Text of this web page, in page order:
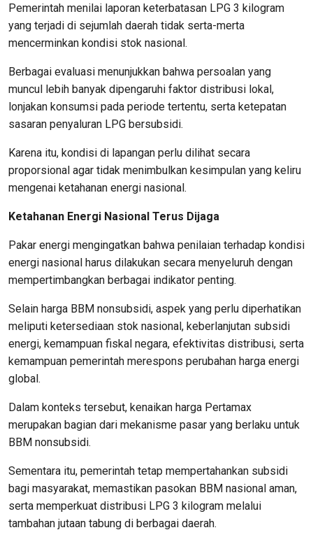
Pemerintah menilai laporan keterbatasan LPG 3 kilogram
yang terjadi di sejumlah daerah tidak serta-merta
mencerminkan kondisi stok nasional.
Berbagai evaluasi menunjukkan bahwa persoalan yang
muncul lebih banyak dipengaruhi faktor distribusi lokal,
lonjakan konsumsi pada periode tertentu, serta ketepatan
sasaran penyaluran LPG bersubsidi.
Karena itu, kondisi di lapangan perlu dilihat secara
proporsional agar tidak menimbulkan kesimpulan yang keliru
mengenai ketahanan energi nasional.
Ketahanan Energi Nasional Terus Dijaga
Pakar energi mengingatkan bahwa penilaian terhadap kondisi
energi nasional harus dilakukan secara menyeluruh dengan
mempertimbangkan berbagai indikator penting.
Selain harga BBM nonsubsidi, aspek yang perlu diperhatikan
meliputi ketersediaan stok nasional, keberlanjutan subsidi
energi, kemampuan fiskal negara, efektivitas distribusi, serta
kemampuan pemerintah merespons perubahan harga energi
global.
Dalam konteks tersebut, kenaikan harga Pertamax
merupakan bagian dari mekanisme pasar yang berlaku untuk
BBM nonsubsidi.
Sementara itu, pemerintah tetap mempertahankan subsidi
bagi masyarakat, memastikan pasokan BBM nasional aman,
serta memperkuat distribusi LPG 3 kilogram melalui
tambahan jutaan tabung di berbagai daerah.